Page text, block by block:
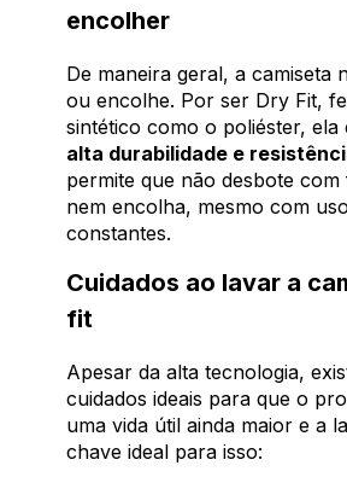
encolher
De maneira geral, a camiseta
ou encolhe. Por ser Dry Fit,
sintético como o poliéster, ela
alta durabilidade e
permite que não desbote com
nem encolha, mesmo com
constantes.
Cuidados ao lavar a
fit
Apesar da alta tecnologia,
cuidados ideais para que o
uma vida útil ainda maior e a
chave ideal para isso: